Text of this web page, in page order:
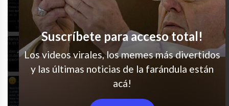
Re en esa
Existe el no favoritismo?
Suscríbete para acceso total!
Los videos virales, los memes más divertidos
y las últimas noticias de la farándula están
acá!